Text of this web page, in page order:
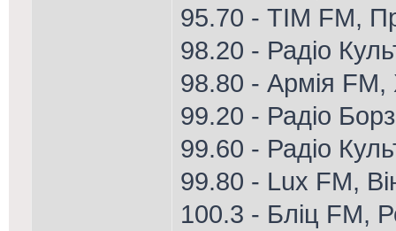
95.70 - ТІМ FM,
98.20 - Радіо
98.80 - Армія
99.20 - Радіо
99.60 - Радіо
99.80 - Lux FM,
100.3 - Бліц FM,